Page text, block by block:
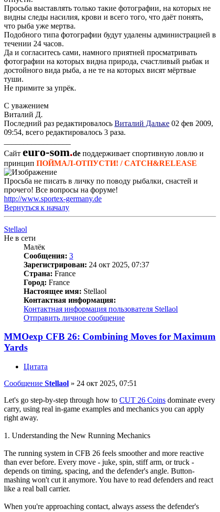
Просьба выставлять только такие фотографии, на которых не
видны следы насилия, крови и всего того, что даёт понять,
что рыба уже мертва.
Подобного типа фотографии будут удалены администрацией в
течении 24 часов.
Да и согласитесь сами, намного приятней просматривать
фотографии на которых видна природа, счастливый рыбак и
достойного вида рыба, а не те на которых висят мёртвые
туши.
Не примите за упрёк.
С уважением
Виталий Д.
Последний раз редактировалось Виталий Дальке 02 фев 2009,
09:54, всего редактировалось 3 раза.
Сайт euro-som.de поддерживает спортивную ловлю и
принцип ПОЙМАЛ-ОТПУСТИ! / CATCH&RELEASE
Просьба не писать в личку по поводу рыбалки, снастей и
прочего! Все вопросы на форуме!
http://www.sportex-germany.de
Вернуться к началу
Stellaol
Не в сети
Малёк
Сообщения: 3
Зарегистрирован: 24 окт 2025, 07:37
Страна: France
Город: France
Настоящее имя: Stellaol
Контактная информация:
Контактная информация пользователя Stellaol
Отправить личное сообщение
MMOexp CFB 26: Combining Moves for Maximum
Yards
Цитата
Сообщение Stellaol » 24 окт 2025, 07:51
Let's go step-by-step through how to CUT 26 Coins dominate every
carry, using real in-game examples and mechanics you can apply
right away.
1. Understanding the New Running Mechanics
The running system in CFB 26 feels smoother and more reactive
than ever before. Every move - juke, spin, stiff arm, or truck -
depends on timing, spacing, and the defender's angle. Button-
mashing won't cut it anymore. You have to read defenders and react
like a real ball carrier.
When you're approaching contact, always assess the defender's